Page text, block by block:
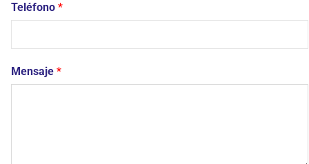
Teléfono *
Mensaje *